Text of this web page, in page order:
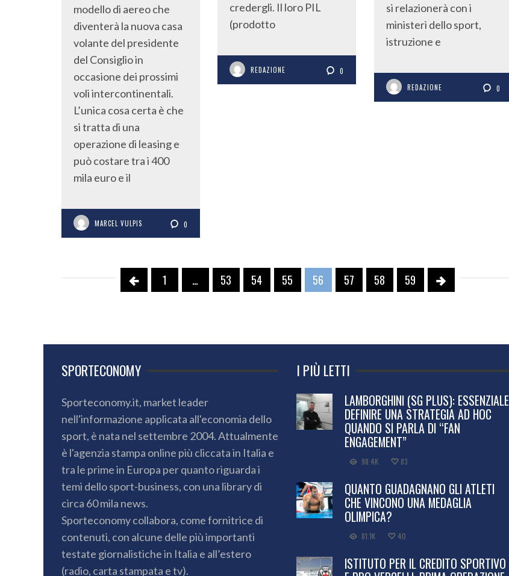
credergli. Il loro PIL
(prodotto
REDAZIONE 0
si relazionerà con i
ministeri dello sport,
istruzione e
REDAZIONE 0
modello di aereo che
diventerà la nuova casa
volante del presidente
del Consiglio in
occasione dei prossimi
voli intercontinentali.
L’unica cosa certa è che
si tratta di una
operazione di leasing e
può costare tra i 400
mila euro e il
MARCEL VULPIS 0
1 … 53 54 55 56 57 58 59
SPORTECONOMY
Sporteconomy.it, market leader
nell'informazione applicata all'economia dello
sport, è nata nel settembre 2004. Attualmente
è l'agenzia stampa online più cliccata in Italia e
tra le prime in Europa per quanto riguarda i
temi dello sport-business, con una library di
circa 60 mila news.
Sporteconomy collabora, come fornitrice di
contenuti, con alcune delle più importanti
testate giornalistiche in Italia e all’estero
(radio, carta stampata e tv).
I PIÙ LETTI
LAMBORGHINI (SG PLUS): ESSENZIALE
DEFINIRE UNA STRATEGIA AD HOC
QUANDO SI PARLA DI “FAN
ENGAGEMENT”
98.4K 83
QUANTO GUADAGNANO GLI ATLETI
CHE VINCONO UNA MEDAGLIA
OLIMPICA?
81.1K 40
ISTITUTO PER IL CREDITO SPORTIVO